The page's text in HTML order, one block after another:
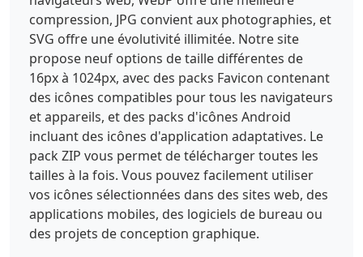
compression, JPG convient aux photographies, et
SVG offre une évolutivité illimitée. Notre site
propose neuf options de taille différentes de
16px à 1024px, avec des packs Favicon contenant
des icônes compatibles pour tous les navigateurs
et appareils, et des packs d'icônes Android
incluant des icônes d'application adaptatives. Le
pack ZIP vous permet de télécharger toutes les
tailles à la fois. Vous pouvez facilement utiliser
vos icônes sélectionnées dans des sites web, des
applications mobiles, des logiciels de bureau ou
des projets de conception graphique.